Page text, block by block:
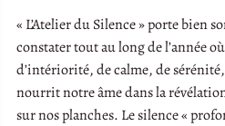
« L’Atelier du Silence » porte bien
constater tout au long de l’année
d’intériorité, de calme, de
nourrit notre âme dans la
sur nos planches. Le silence «